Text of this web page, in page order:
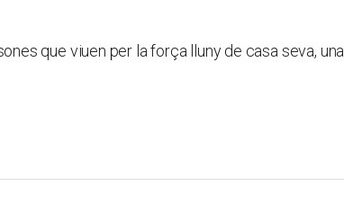
que viuen per la força lluny de casa seva,